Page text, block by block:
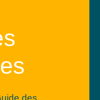
des